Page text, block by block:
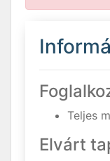
Teljes
Elvárt